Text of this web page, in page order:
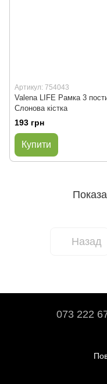
Артикул: 754043
Valena LIFE Рамка 3
Слонова кістка
193 грн
Купити
Назад
073 222